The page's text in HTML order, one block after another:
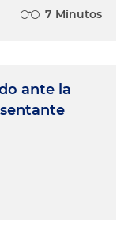
7 Minutos
ante la